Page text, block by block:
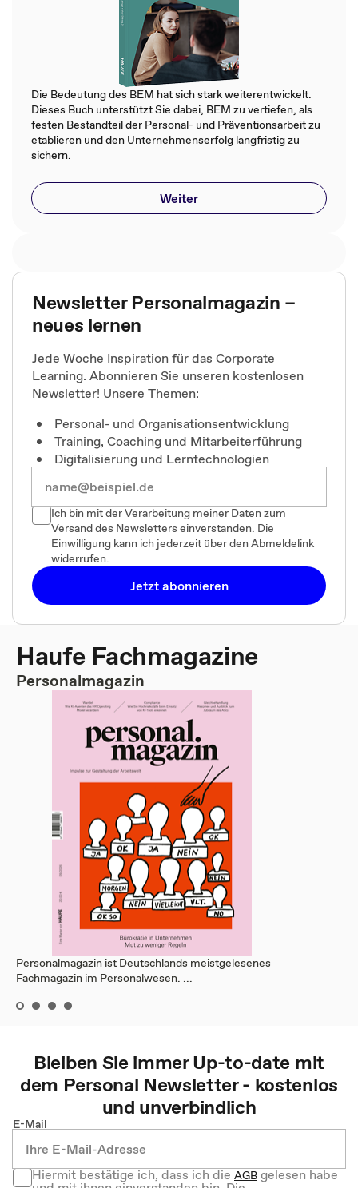
Die Bedeutung des BEM hat sich stark weiterentwickelt.
Dieses Buch unterstützt Sie dabei, BEM zu vertiefen, als
festen Bestandteil der Personal- und Präventionsarbeit zu
etablieren und den Unternehmenserfolg langfristig zu
sichern.
Weiter
Newsletter Personalmagazin –
neues lernen
Jede Woche Inspiration für das Corporate
Learning. Abonnieren Sie unseren kostenlosen
Newsletter! Unsere Themen:
Personal- und Organisationsentwicklung
Training, Coaching und Mitarbeiterführung
Digitalisierung und Lerntechnologien
Ich bin mit der Verarbeitung meiner Daten zum
Versand des Newsletters einverstanden. Die
Einwilligung kann ich jederzeit über den Abmeldelink
widerrufen.
Jetzt abonnieren
Haufe Fachmagazine
Personalmagazin
Personalmagazin ist Deutschlands meistgelesenes
Fachmagazin im Personalwesen. ...
Bleiben Sie immer Up-to-date mit
dem Personal Newsletter - kostenlos
und unverbindlich
E-Mail
Hiermit bestätige ich, dass ich dieAGBgelesen habe